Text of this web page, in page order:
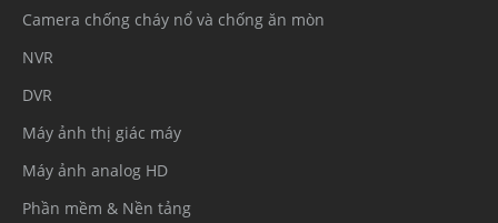
Camera chống cháy nổ và chống ăn mòn
NVR
DVR
Máy ảnh thị giác máy
Máy ảnh analog HD
Phần mềm & Nền tảng